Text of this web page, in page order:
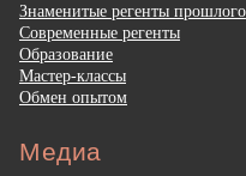
Знаменитые регенты прошлого
Современные регенты
Образование
Мастер-классы
Обмен опытом
Медиа